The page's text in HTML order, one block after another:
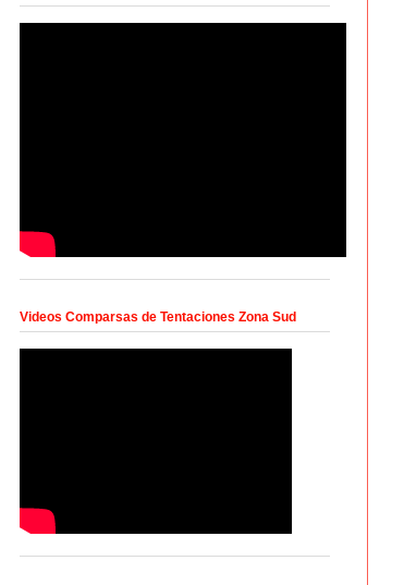
Videos Comparsas de Tentaciones Zona Sud